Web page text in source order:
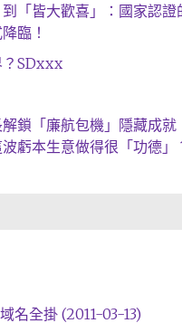
「皆大歡喜」：國家認證
臨！
？SDxxx
解鎖「廉航包機」隱藏成
虧本生意做得很「功德」
名全掛 (2011-03-13)